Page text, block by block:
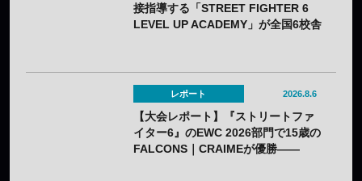
接指導する「STREET FIGHTER 6
LEVEL UP ACADEMY」が全国6校舎
レポート 2026.8.6
【大会レポート】『ストリートファ
イター6』のEWC 2026部門で15歳の
FALCONS｜CRAIMEが優勝——